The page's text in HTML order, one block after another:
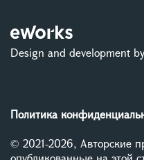
Design and development
Политика
© 2021-2026, Авторские